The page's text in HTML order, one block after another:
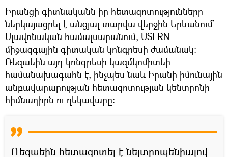
Իրանցի գիտնականն իր հետազոտությունները
ներկայացրել է անցյալ տարվա վերջին Երևանում՝
Սլավոնական համալսարանում, USERN
միջազգային գիտական կոնգրեսի ժամանակ:
Ռեզաեին այդ կոնգրեսի կազմկոմիտեի
համանախագահն է, ինչպես նաև Իրանի իմունային
անբավարարության հետազոտության կենտրոնի
հիմնադիրն ու ղեկավարը:
Ռեզաեին հետազոտել է նեյտրոպենիայով